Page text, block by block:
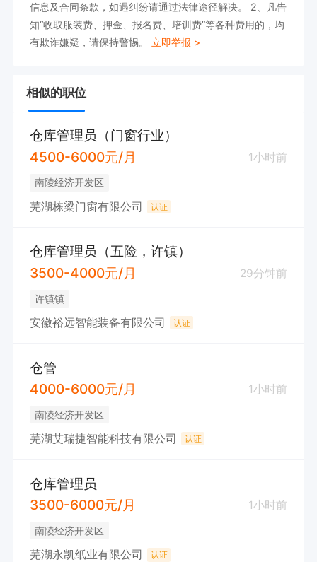
信息及合同条款，如遇纠纷请通过法律途径解决。 2、凡告
知“收取服装费、押金、报名费、培训费”等各种费用的，均
有欺诈嫌疑，请保持警惕。 立即举报 >
相似的职位
仓库管理员（门窗行业）
4500-6000元/月
1小时前
南陵经济开发区
芜湖栋梁门窗有限公司 认证
仓库管理员（五险，许镇）
3500-4000元/月
29分钟前
许镇镇
安徽裕远智能装备有限公司 认证
仓管
4000-6000元/月
1小时前
南陵经济开发区
芜湖艾瑞捷智能科技有限公司 认证
仓库管理员
3500-6000元/月
1小时前
南陵经济开发区
芜湖永凯纸业有限公司 认证